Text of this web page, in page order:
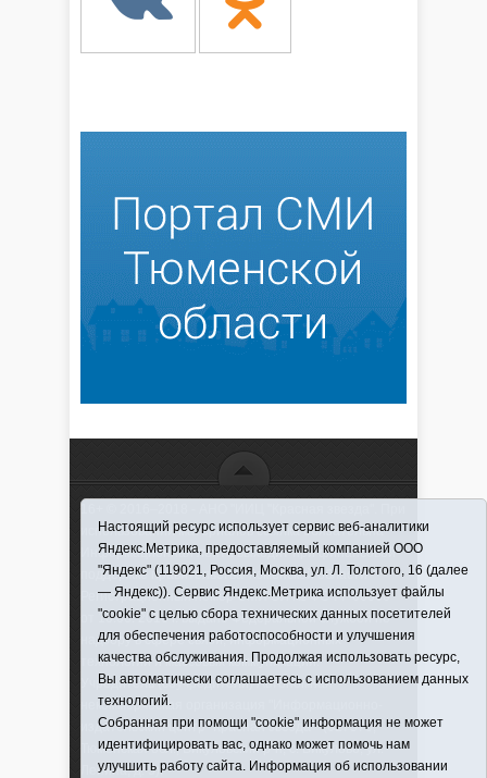
использовании материалов ссылка обязательна
Информационная лента выходит при финансовой
поддержке правительства Тюменской области
Регистрационный номер СМИ ЭЛ № ФС 77-66066
от 10.06. 2016 г. выдано Федеральной службой по
надзору в сфере связи, информационных
технологий и массовых коммуникаций.
Учредитель (соучредители) Автономная
некоммерческая организация "Информационно-
издательский центр "Красная звезда"" (627570,
Тюменская обл., Викуловский р-н, с. Викулово, ул.
Ленина, д. 5).
Настоящий ресурс использует сервис веб-аналитики
Яндекс.Метрика, предоставляемый компанией ООО
"Яндекс" (119021, Россия, Москва, ул. Л. Толстого, 16 (далее
— Яндекс)). Сервис Яндекс.Метрика использует файлы
"cookie" с целью сбора технических данных посетителей
для обеспечения работоспособности и улучшения
качества обслуживания. Продолжая использовать ресурс,
Вы автоматически соглашаетесь с использованием данных
технологий.
Собранная при помощи "cookie" информация не может
идентифицировать вас, однако может помочь нам
улучшить работу сайта. Информация об использовании